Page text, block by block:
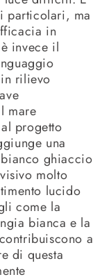
particolari, ma
in
invece il
rilievo
mare
progetto
una
ghiaccio
molto
lucido
come la
bianca e la
a
di questa